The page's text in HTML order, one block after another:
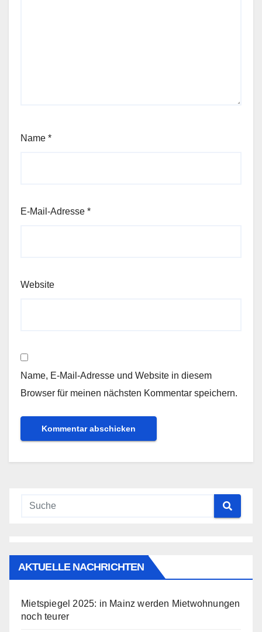
Name *
E-Mail-Adresse *
Website
Name, E-Mail-Adresse und Website in diesem
Browser für meinen nächsten Kommentar speichern.
AKTUELLE NACHRICHTEN
Mietspiegel 2025: in Mainz werden Mietwohnungen
noch teurer